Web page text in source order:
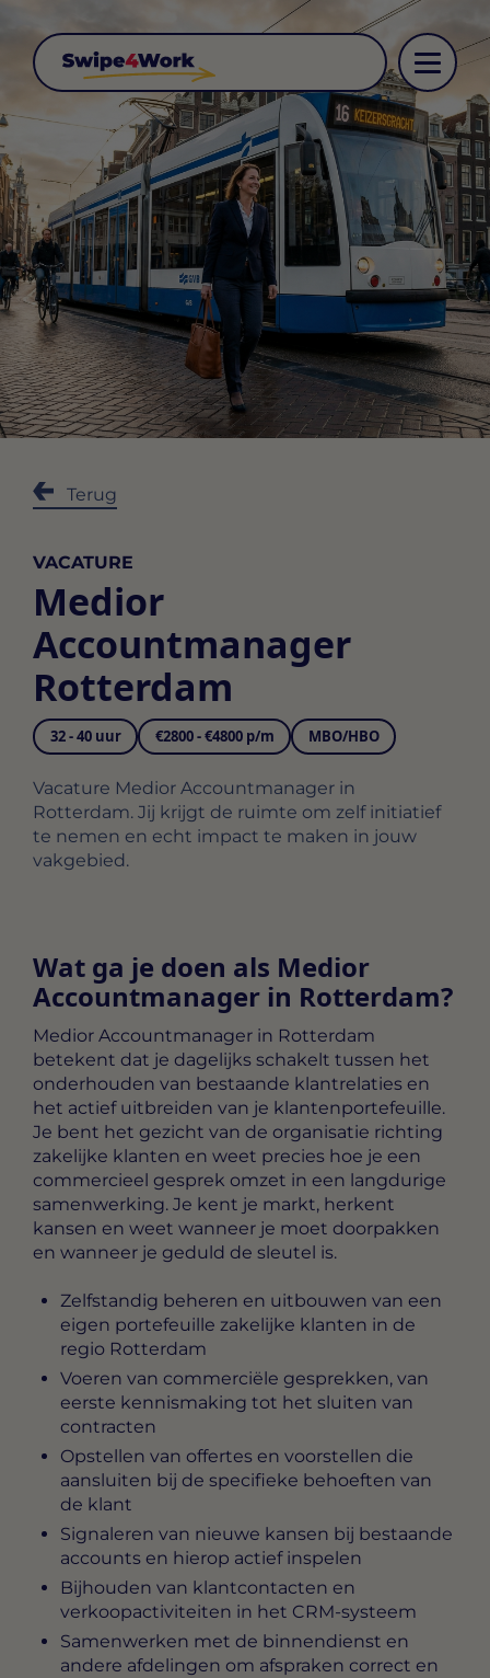
Terug
VACATURE
Medior
Accountmanager
Rotterdam
32 - 40 uur €2800 - €4800 p/m MBO/HBO
Vacature Medior Accountmanager in
Rotterdam. Jij krijgt de ruimte om zelf initiatief
te nemen en echt impact te maken in jouw
vakgebied.
Wat ga je doen als Medior
Accountmanager in Rotterdam?
Medior Accountmanager in Rotterdam
betekent dat je dagelijks schakelt tussen het
onderhouden van bestaande klantrelaties en
het actief uitbreiden van je klantenportefeuille.
Je bent het gezicht van de organisatie richting
zakelijke klanten en weet precies hoe je een
commercieel gesprek omzet in een langdurige
samenwerking. Je kent je markt, herkent
kansen en weet wanneer je moet doorpakken
en wanneer je geduld de sleutel is.
Zelfstandig beheren en uitbouwen van een
eigen portefeuille zakelijke klanten in de
regio Rotterdam
Voeren van commerciële gesprekken, van
eerste kennismaking tot het sluiten van
contracten
Opstellen van offertes en voorstellen die
aansluiten bij de specifieke behoeften van
de klant
Signaleren van nieuwe kansen bij bestaande
accounts en hierop actief inspelen
Bijhouden van klantcontacten en
verkoopactiviteiten in het CRM-systeem
Samenwerken met de binnendienst en
andere afdelingen om afspraken correct en